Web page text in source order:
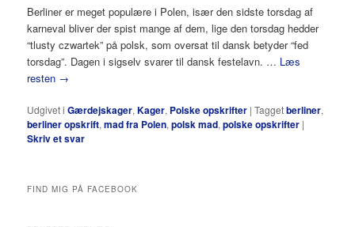
Berliner er meget populære i Polen, især den sidste torsdag af
karneval bliver der spist mange af dem, lige den torsdag hedder
“tlusty czwartek” på polsk, som oversat til dansk betyder “fed
torsdag”. Dagen i sigselv svarer til dansk festelavn. … Læs
resten →
Udgivet i Gærdejskager,Kager, Polske opskrifter |Taggetberliner,
berliner opskrift,mad fra Polen,polsk mad,polske opskrifter |
Skriv et svar
FIND MIG PÅ FACEBOOK